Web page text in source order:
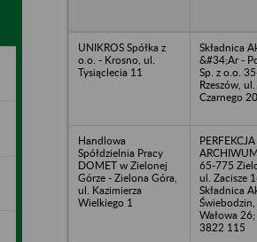
UNIKROS Spółka z
o.o. - Krosno, ul.
Tysiąclecia 11
Składnica
&#34;Ar -
Sp. z o.o.
Rzeszów,
Czarnego
Handlowa
Spółdzielnia Pracy
DOMET w Zielonej
Górze - Zielona Góra,
ul. Kazimierza
Wielkiego 1
PERFEKCJA
65-775
ul. Zacisze
Składnica
Świebodzin,
Wałowa
3822 115